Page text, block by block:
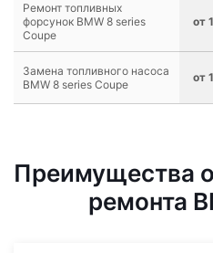
Ремонт топливных
форсунок BMW 8 series
Coupe
от
Замена топливного насоса
BMW 8 series Coupe
от
Преимущества
ремонта